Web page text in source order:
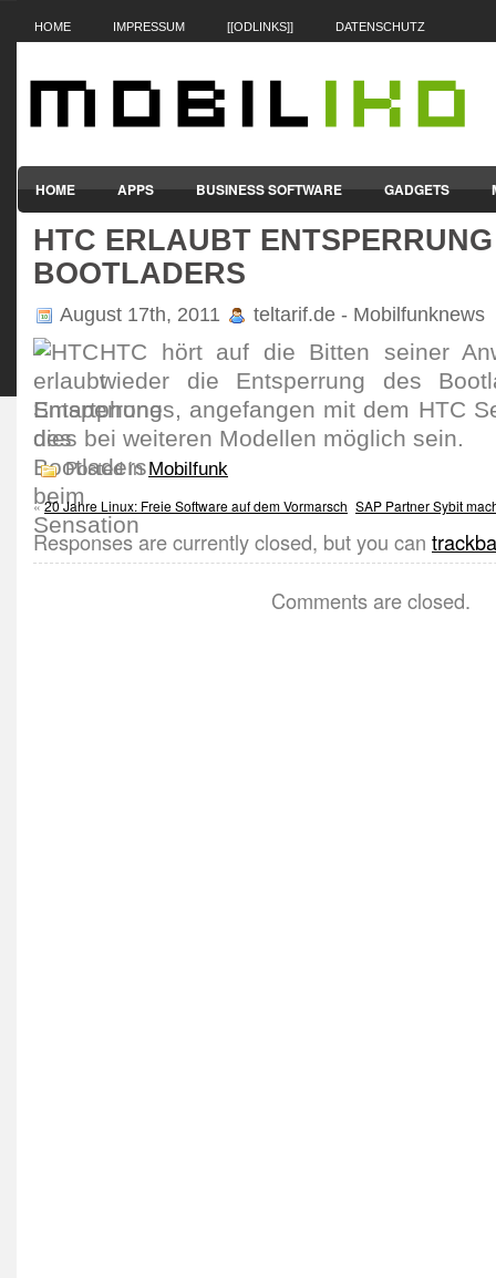
HOME IMPRESSUM [[ODLINKS]] DATENSCHUTZ
HOME APPS BUSINESS SOFTWARE GADGETS
SMARTPHONES & HANDYS TABLET-PCS VERTRÄGE &
HTC ERLAUBT
BOOTLADERS
August 17th, 2011 teltarif.de - Mobilfunknews
HTC hört auf die Bitten seiner
wieder die Entsperrung des
Smartphones, angefangen mit dem HTC
dies bei weiteren Modellen möglich sein.
Posted inMobilfunk
«20 Jahre Linux: Freie Software auf dem Vormarsch SAP Partner Sybit
Responses are currently closed, but you can
Comments are closed.